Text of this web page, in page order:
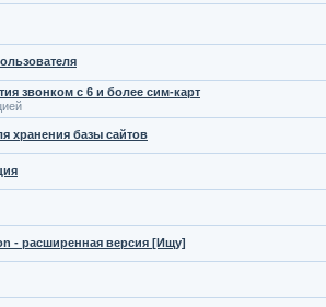
звонком с 6 и более сим-карт
хранения базы сайтов
- расширенная версия [Ищу]